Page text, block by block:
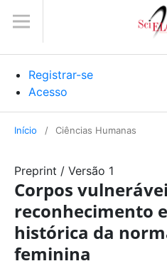
Registrar-se
Acesso
Início / Ciências Humanas
Preprint / Versão 1
Corpos
reconhecimento
histórica da
feminina